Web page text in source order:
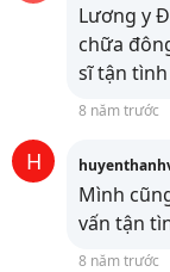
Lương y
chữa
sĩ tận
8 năm trước
H
Mình
vấn tận
8 năm trước